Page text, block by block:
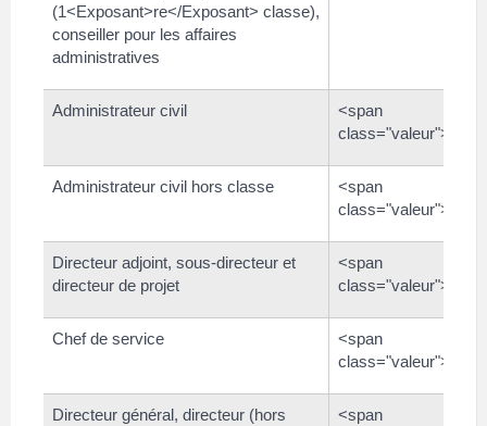
(1<Exposant>re</Exposant> classe),
conseiller pour les affaires
administratives
Administrateur civil
<span
class="valeur">3
Administrateur civil hors classe
<span
class="valeur">4
Directeur adjoint, sous-directeur et
directeur de projet
<span
class="valeur">5
Chef de service
<span
class="valeur">5
Directeur général, directeur (hors
<span